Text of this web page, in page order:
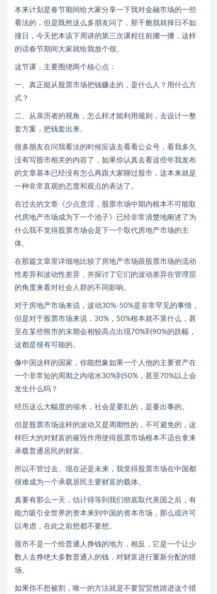
本来计划是春节期间给大家分享一下我对金融市场的一些
看法的，但是既然这么多朋友问了，那干脆我就择日不如
撞日，今天把本该下周讲的第三次课程往前挪一挪，这样
的话春节期间大家就给我放个假。
这节课，主要围绕两个核心点：
一、真正能从股票市场把钱赚走的，是什么人？用什么方
式？
二、从亲历者的视角，怎么样才能利用规则，去设计一整
套方案，把钱套出来。
很多朋友在问我看法的时候应该去看看公众号，看我多久
没有写股市相关的内容了，如果你认真去看这些年我发布
的文章基本已经没有怎么再跟大家聊过股市，这本来就是
一种非常直观的态度和观点的表达了。
在过去的文章《少点意淫，股票市场中期内根本不可能取
代房地产市场成为下一个池子》已经非常清楚地阐述了为
什么我不觉得股票市场会是下一个取代房地产市场的主
体。
在那篇文章里详细地比较了房地产市场跟股票市场的流动
性差异和波动性差异，并探讨了它们的波动差异在管理层
的角度来看对社会人群的不同影响。
对于房地产市场来说，波动30%-50%是非常罕见的事情，
但是对于股票市场来说，30%，50%根本就不算什么，甚
至在某些熊市的末期会相较高点出现70%到90%的跌幅，
这都是很有可能的。
像中国这样的国家，你能想象如果一个人他的主要资产在
一个非常短的周期之内缩水30%到50%，甚至70%以上会
发生什么吗？
经历这么大幅度的缩水，社会是要乱的，是要出事的。
但是股票市场这样的波动又是周期性的，不可避免的，这
样巨大的对财富的摧毁作用使得股票市场根本不适合拿来
承载普通居民的财富。
所以不管过去、现在还是未来，我觉得股票市场在中国都
很难成为一个承载居民主要财富的载体。
真要有那么一天，估计得等到我们彻底取代美国之后，有
能力吸引全世界的资本来到中国的资本市场，那么或许可
以考虑，在此之前想都不要想。
股市不是一个给普通人挣钱的地方，相反，它是一个让少
数人去挣绝大多数普通人的钱，对财富进行重新分配的猎
场。
如果你不想被割，唯一的方法就是不要贸贸然踏进这个猎